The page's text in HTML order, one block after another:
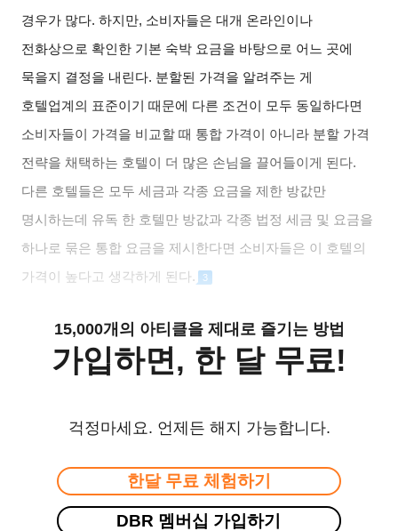
경우가 많다.하지만, 소비자들은 대개 온라인이나
전화상으로 확인한 기본 숙박 요금을 바탕으로 어느 곳에
묵을지 결정을 내린다. 분할된 가격을 알려주는 게
호텔업계의 표준이기 때문에 다른 조건이 모두 동일하다면
소비자들이 가격을 비교할 때 통합 가격이 아니라 분할 가격
전략을 채택하는 호텔이 더 많은 손님을 끌어들이게 된다.
다른 호텔들은 모두 세금과 각종 요금을 제한 방값만
명시하는데 유독 한 호텔만 방값과 각종 법정 세금 및 요금을
하나로 묶은 통합 요금을 제시한다면 소비자들은 이 호텔의
가격이 높다고 생각하게 된다. 3
15,000개의 아티클을 제대로 즐기는 방법
가입하면, 한 달 무료!
걱정마세요. 언제든 해지 가능합니다.
한달 무료 체험하기
DBR 멤버십 가입하기